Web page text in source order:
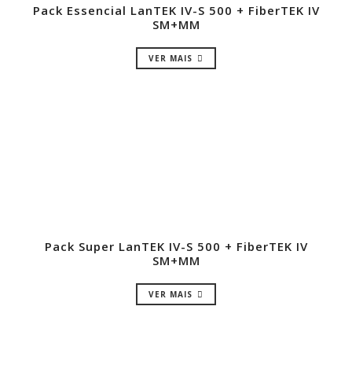
Pack Essencial LanTEK IV-S 500 + FiberTEK IV
SM+MM
VER MAIS
Pack Super LanTEK IV-S 500 + FiberTEK IV
SM+MM
VER MAIS